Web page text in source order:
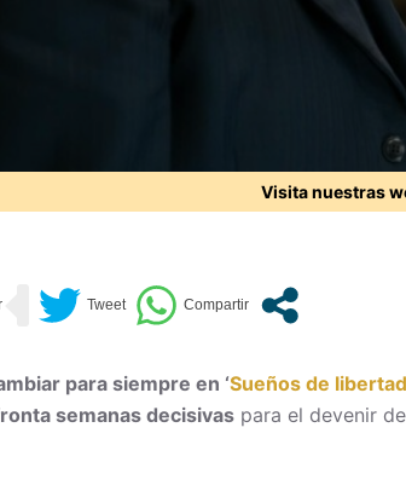
Visita nuestras
para siempre en ‘Sueños de
semanas decisivas para el devenir